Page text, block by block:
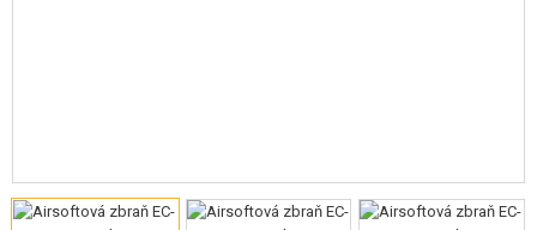
VÝSTROJ, UNIFORMY, POUZDRA